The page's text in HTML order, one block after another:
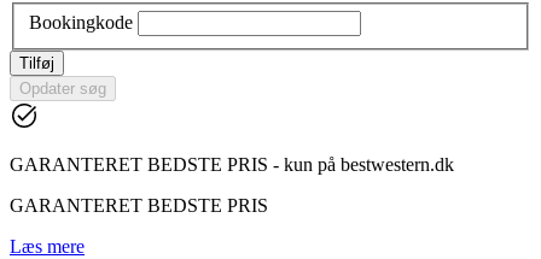
Bookingkode
Tilføj
Opdater søg
GARANTERET BEDSTE PRIS - kun på bestwestern.dk
GARANTERET BEDSTE PRIS
Læs mere